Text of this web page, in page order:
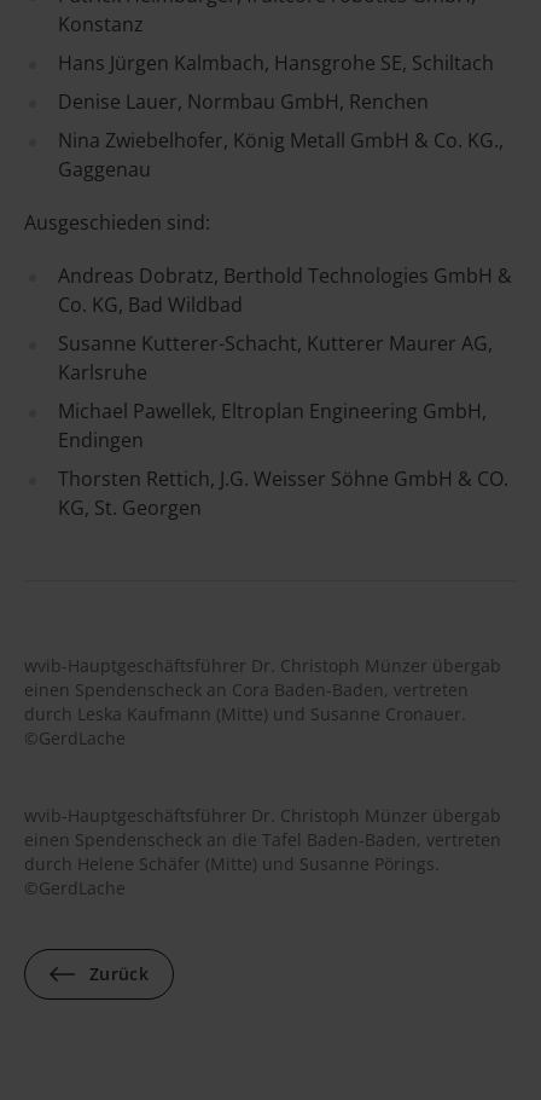
Konstanz
Hans Jürgen Kalmbach, Hansgrohe SE, Schiltach
Denise Lauer, Normbau GmbH, Renchen
Nina Zwiebelhofer, König Metall GmbH & Co. KG.,
Gaggenau
Ausgeschieden sind:
Andreas Dobratz, Berthold Technologies GmbH &
Co. KG, Bad Wildbad
Susanne Kutterer-Schacht, Kutterer Maurer AG,
Karlsruhe
Michael Pawellek, Eltroplan Engineering GmbH,
Endingen
Thorsten Rettich, J.G. Weisser Söhne GmbH & CO.
KG, St. Georgen
wvib-Hauptgeschäftsführer Dr. Christoph Münzer übergab
einen Spendenscheck an Cora Baden-Baden, vertreten
durch Leska Kaufmann (Mitte) und Susanne Cronauer.
©GerdLache
wvib-Hauptgeschäftsführer Dr. Christoph Münzer übergab
einen Spendenscheck an die Tafel Baden-Baden, vertreten
durch Helene Schäfer (Mitte) und Susanne Pörings.
©GerdLache
Zurück